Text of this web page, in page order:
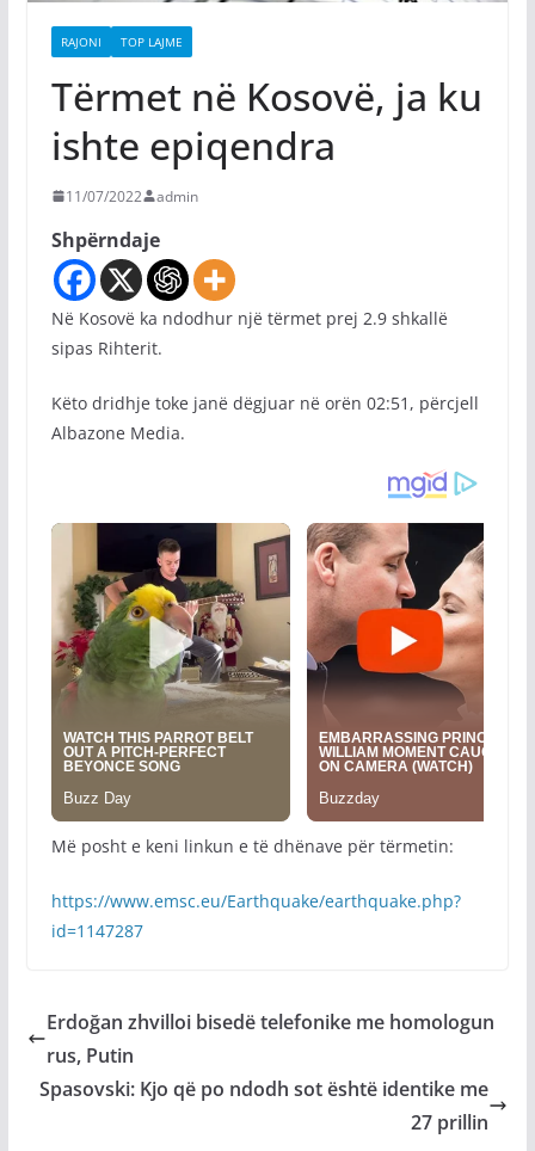
RAJONI TOP LAJME
Tërmet në Kosovë, ja ku
ishte epiqendra
11/07/2022 admin
Shpërndaje
Në Kosovë ka ndodhur një tërmet prej 2.9 shkallë
sipas Rihterit.
Këto dridhje toke janë dëgjuar në orën 02:51, përcjell
Albazone Media.
Më posht e keni linkun e të dhënave për tërmetin:
https://www.emsc.eu/Earthquake/earthquake.php?
id=1147287
Erdoğan zhvilloi bisedë telefonike me homologun
rus, Putin
Spasovski: Kjo që po ndodh sot është identike me
27 prillin